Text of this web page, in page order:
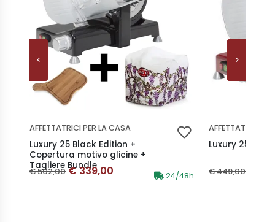
AFFETTATRICI PER LA CASA
Luxury 25 Black Edition +
Copertura motivo glicine +
Tagliere BundlePrezzo scontato
€ 339,00
Prezzo originale
€ 502,00 Disponibilità:
24/48h
AFFETTATRICI
Luxury 25 Red
Prezzo
€ 449,00